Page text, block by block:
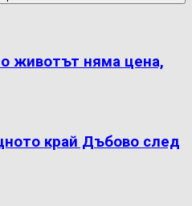
животът няма цена,
край Дъбово след